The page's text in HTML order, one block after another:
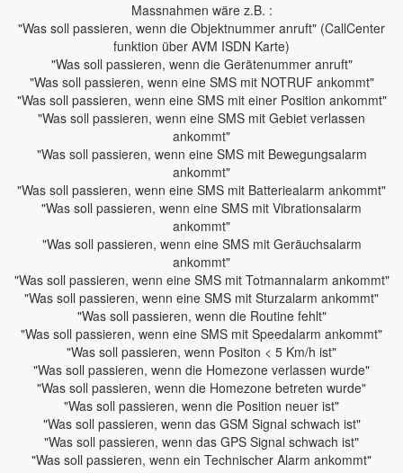
Massnahmen wäre z.B. :
"Was soll passieren, wenn die Objektnummer anruft" (CallCenter
funktion über AVM ISDN Karte)
"Was soll passieren, wenn die Gerätenummer anruft"
"Was soll passieren, wenn eine SMS mit NOTRUF ankommt"
"Was soll passieren, wenn eine SMS mit einer Position ankommt"
"Was soll passieren, wenn eine SMS mit Gebiet verlassen
ankommt"
"Was soll passieren, wenn eine SMS mit Bewegungsalarm
ankommt"
"Was soll passieren, wenn eine SMS mit Batteriealarm ankommt"
"Was soll passieren, wenn eine SMS mit Vibrationsalarm
ankommt"
"Was soll passieren, wenn eine SMS mit Geräuchsalarm
ankommt"
"Was soll passieren, wenn eine SMS mit Totmannalarm ankommt"
"Was soll passieren, wenn eine SMS mit Sturzalarm ankommt"
"Was soll passieren, wenn die Routine fehlt"
"Was soll passieren, wenn eine SMS mit Speedalarm ankommt"
"Was soll passieren, wenn Positon < 5 Km/h ist"
"Was soll passieren, wenn die Homezone verlassen wurde"
"Was soll passieren, wenn die Homezone betreten wurde"
"Was soll passieren, wenn die Position neuer ist"
"Was soll passieren, wenn das GSM Signal schwach ist"
"Was soll passieren, wenn das GPS Signal schwach ist"
"Was soll passieren, wenn ein Technischer Alarm ankommt"